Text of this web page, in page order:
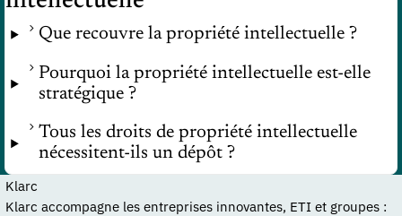
Que recouvre la propriété intellectuelle ?
Pourquoi la propriété intellectuelle est-elle
stratégique ?
Tous les droits de propriété intellectuelle
nécessitent-ils un dépôt ?
Klarc
Klarc accompagne les entreprises innovantes, ETI et groupes :